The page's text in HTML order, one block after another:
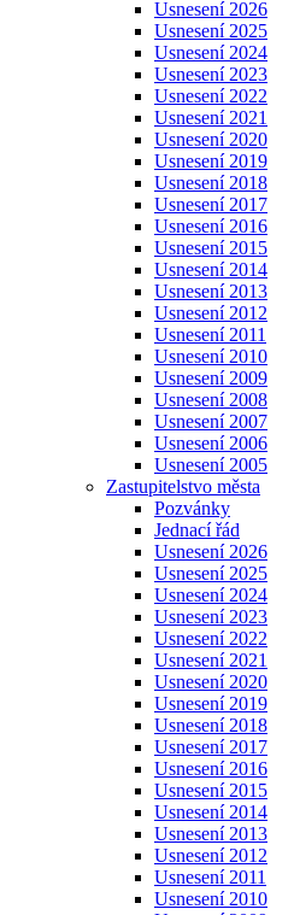
Usnesení 2026
Usnesení 2025
Usnesení 2024
Usnesení 2023
Usnesení 2022
Usnesení 2021
Usnesení 2020
Usnesení 2019
Usnesení 2018
Usnesení 2017
Usnesení 2016
Usnesení 2015
Usnesení 2014
Usnesení 2013
Usnesení 2012
Usnesení 2011
Usnesení 2010
Usnesení 2009
Usnesení 2008
Usnesení 2007
Usnesení 2006
Usnesení 2005
Zastupitelstvo města
Pozvánky
Jednací řád
Usnesení 2026
Usnesení 2025
Usnesení 2024
Usnesení 2023
Usnesení 2022
Usnesení 2021
Usnesení 2020
Usnesení 2019
Usnesení 2018
Usnesení 2017
Usnesení 2016
Usnesení 2015
Usnesení 2014
Usnesení 2013
Usnesení 2012
Usnesení 2011
Usnesení 2010